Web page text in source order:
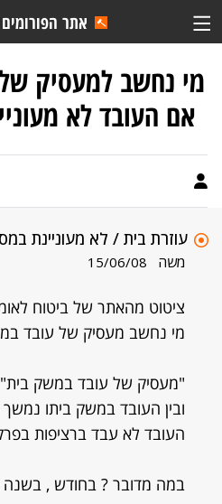
אתר
מי נחשב למעסיק
אם העובד לא
עוזרת בית / לא מעוניינת
משה 15/06/08
ציטוט מהאתר של ביטוח
מי נחשב מעסיק של עובד
"מעסיק של עובד במשק
העובד לא עבד ברציפות
במה מדובר ? בחודש , בשנה